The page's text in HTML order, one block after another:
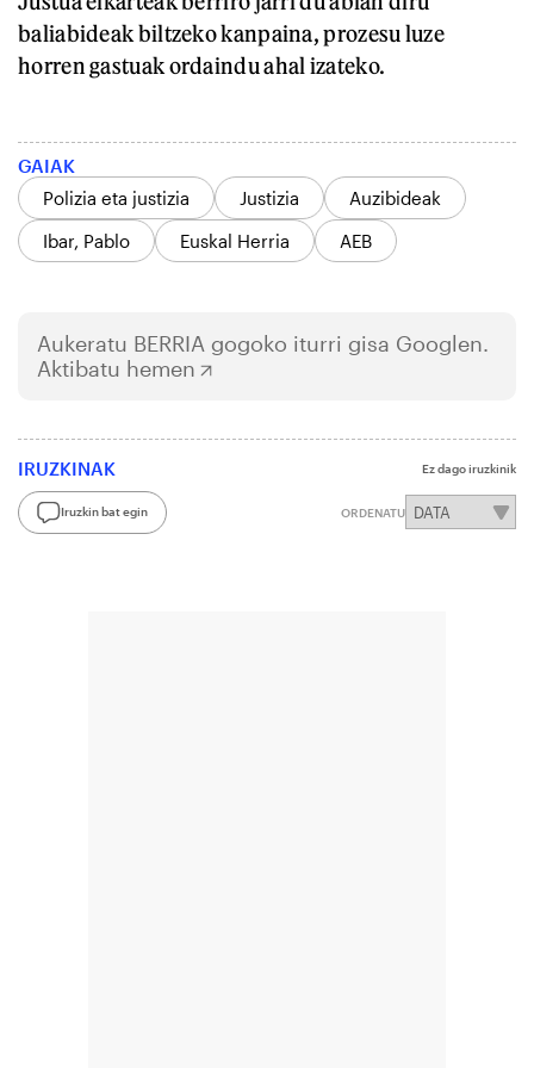
baliabideak biltzeko kanpaina, prozesu luze
horren gastuak ordaindu ahal izateko.
GAIAK
Polizia eta justizia
Justizia
Auzibideak
Ibar, Pablo
Euskal Herria AEB
Aukeratu BERRIA gogoko iturri gisa Googlen.
Aktibatu hemen
IRUZKINAK Ez dago iruzkinik
Iruzkin bat egin ORDENATU